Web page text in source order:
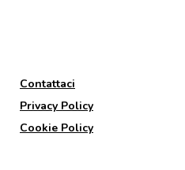
Contattaci
Privacy Policy
Cookie Policy